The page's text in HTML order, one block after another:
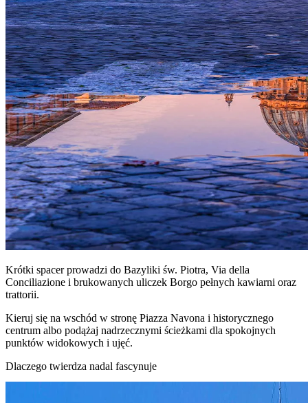
Krótki spacer prowadzi do Bazyliki św. Piotra, Via della
Conciliazione i brukowanych uliczek Borgo pełnych kawiarni oraz
trattorii.
Kieruj się na wschód w stronę Piazza Navona i historycznego
centrum albo podążaj nadrzecznymi ścieżkami dla spokojnych
punktów widokowych i ujęć.
Dlaczego twierdza nadal fascynuje